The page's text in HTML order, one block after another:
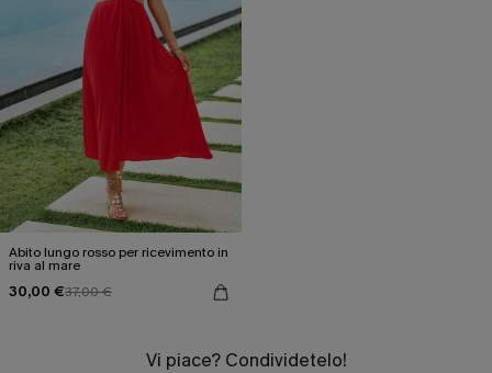
Abito lungo rosso per ricevimento in
riva al mare
30,00 €37,00 €
Vi piace? Condividetelo!